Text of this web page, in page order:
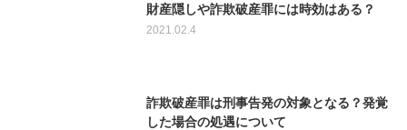
財産隠しや詐欺破産罪には時効はある？
2021.02.4
詐欺破産罪は刑事告発の対象となる？発覚
した場合の処遇について